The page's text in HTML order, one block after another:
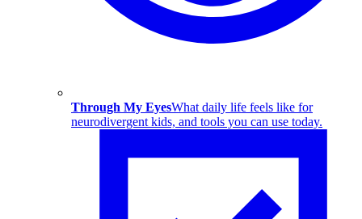
Through My EyesWhat daily life feels like for
neurodivergent kids, and tools you can use today.